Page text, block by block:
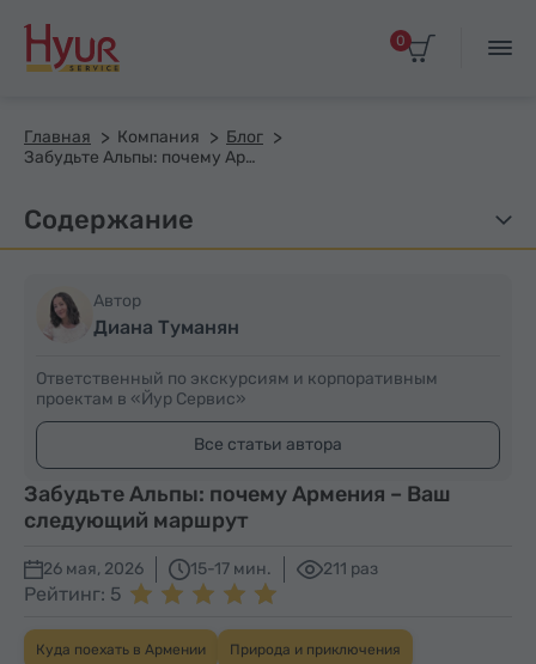
0
Главная Компания
Блог
Забудьте Альпы: почему Армения – Ваш следующий маршрут
Забудьте Альпы: почему Армения – Ваш
следующий маршрут
26 мая, 2026 15-17 мин. 211 раз
Рейтинг: 5
Куда поехать в Армении Природа и приключения
Содержание
Автор
Диана Туманян
Ответственный по экскурсиям и корпоративным
проектам в «Йур Сервис»
Все статьи автора